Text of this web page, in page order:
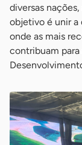
diversas
objetivo é unir a
onde as mais
contribuam